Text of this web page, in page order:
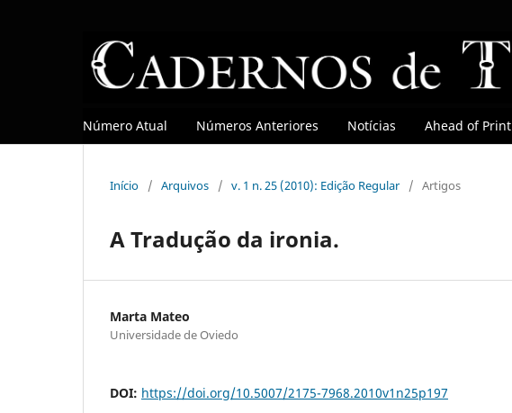
Número Atual Números Anteriores Notícias Ahead of Print
Início / Arquivos / v. 1 n. 25 (2010): Edição Regular / Artigos
A Tradução da ironia.
Marta Mateo
Universidade de Oviedo
DOI: https://doi.org/10.5007/2175-7968.2010v1n25p197